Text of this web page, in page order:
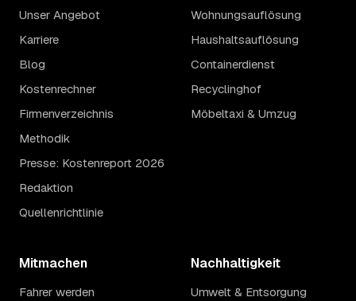
Unser Angebot
Karriere
Blog
Kostenrechner
Firmenverzeichnis
Methodik
Presse: Kostenreport 2026
Redaktion
Quellenrichtlinie
Wohnungsauflösung
Haushaltsauflösung
Containerdienst
Recyclinghof
Möbeltaxi & Umzug
Mitmachen
Fahrer werden
Nachhaltigkeit
Umwelt & Entsorgung